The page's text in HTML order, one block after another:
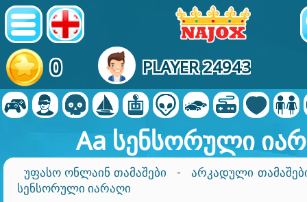
0 PLAYER 24943
Aa სენსორული
ᲣᲤᲐᲡᲝ ᲝᲜᲚᲐᲘᲜ ᲗᲐᲛᲐᲨᲔᲑᲘ -
ᲐᲠᲙᲐᲓᲣᲚᲘ
ᲡᲔᲜᲡᲝᲠᲣᲚᲘ ᲘᲐᲠᲐᲦᲘ